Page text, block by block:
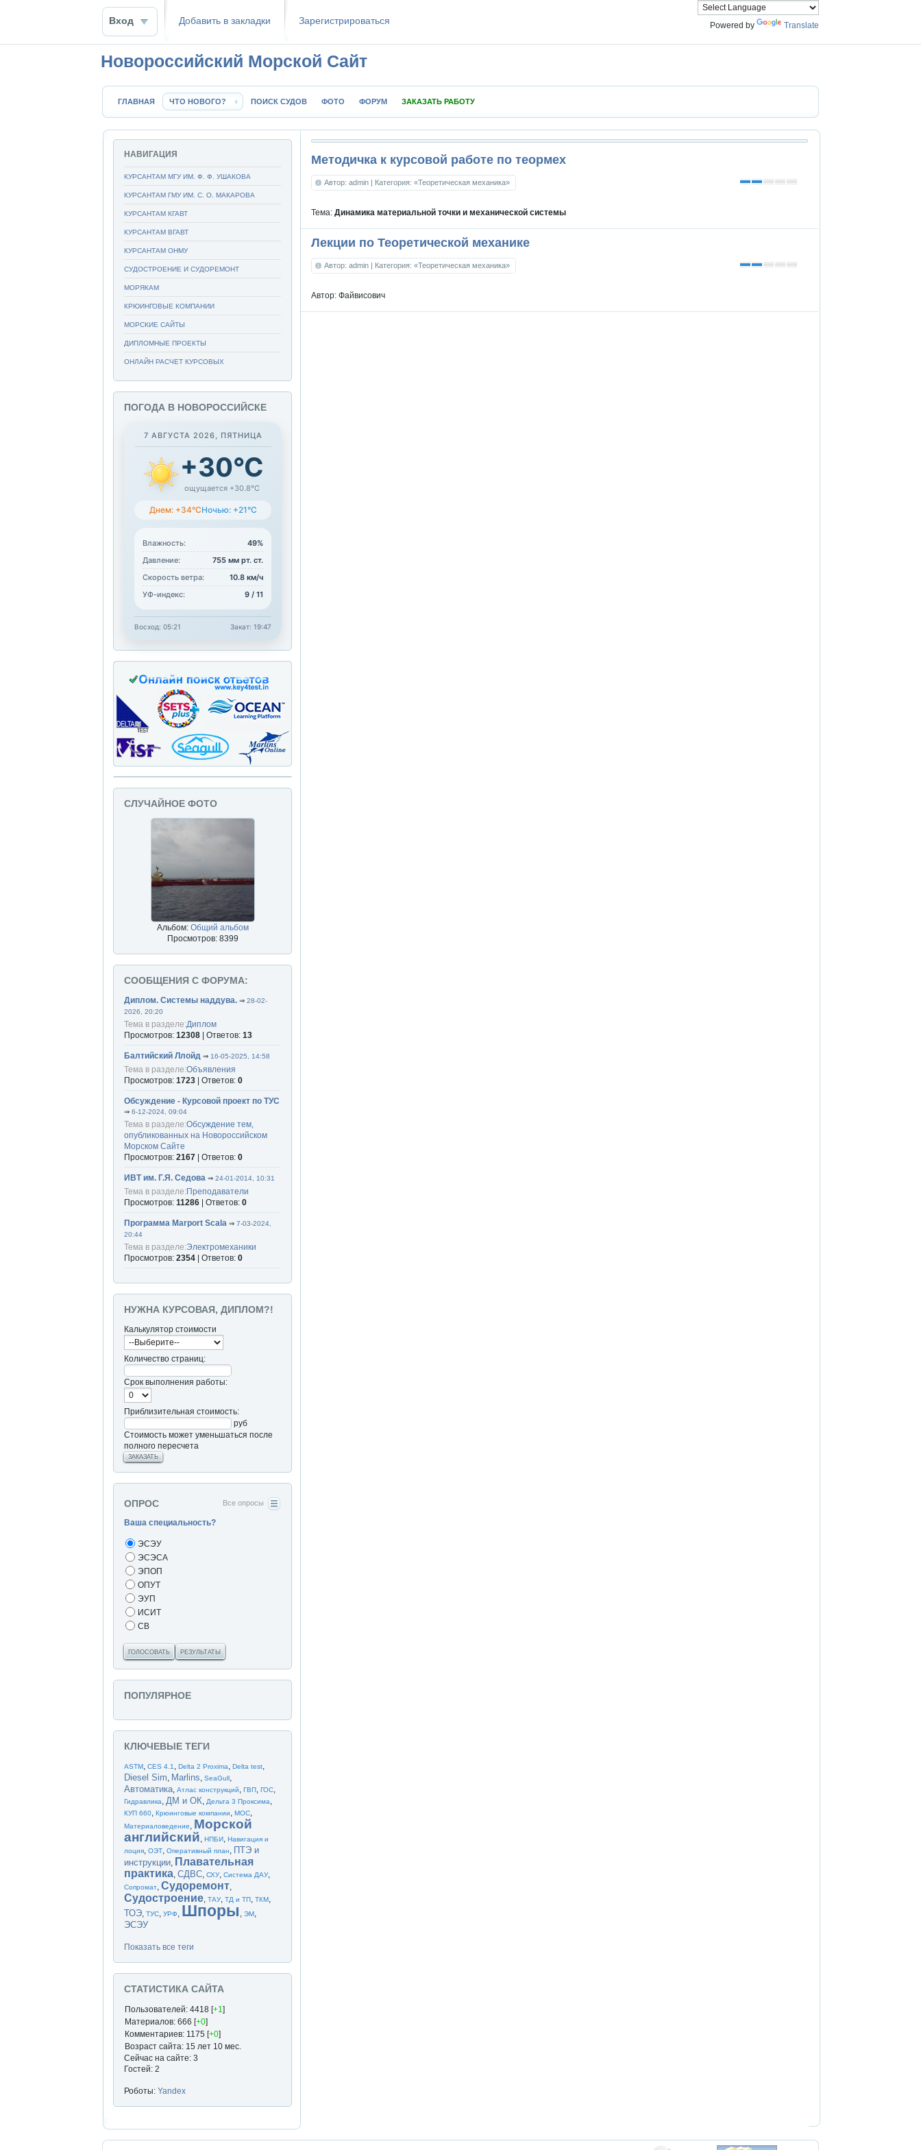
Вход Добавить в закладки Зaрeгиcтpиpoваться Powered by Translate
Новороссийский Морской Сайт
ГЛАВНАЯ ЧТО НОВОГО? ПОИСК СУДОВ ФОТО ФОРУМ ЗАКАЗАТЬ РАБОТУ
Методичка к курсовой работе по теормех
Автор: admin | Категория: «Теоретическая механика»
Тема: Динамика материальной точки и механической системы
Лекции по Теоретической механике
Автор: admin | Категория: «Теоретическая механика»
Автор: Файвисович
НАВИГАЦИЯ
КУРСАНТАМ МГУ ИМ. Ф. Ф. УШАКОВА
КУРСАНТАМ ГМУ ИМ. С. О. МАКАРОВА
КУРСАНТАМ КГАВТ
КУРСАНТАМ ВГАВТ
КУРСАНТАМ ОНМУ
СУДОСТРОЕНИЕ И СУДОРЕМОНТ
МОРЯКАМ
КРЮИНГОВЫЕ КОМПАНИИ
МОРСКИЕ САЙТЫ
ДИПЛОМНЫЕ ПРОЕКТЫ
ОНЛАЙН РАСЧЕТ КУРСОВЫХ
ПОГОДА В НОВОРОССИЙСКЕ
7 АВГУСТА 2026, ПЯТНИЦА
+30°C
ощущается +30.8°C
Днем: +34°CНочью: +21°C
Влажность:
49%
Давление:
755 мм рт. ст.
Скорость ветра:
10.8 км/ч
УФ-индекс:
9 / 11
Восход: 05:21 Закат: 19:47
СЛУЧАЙНОЕ ФОТО
Альбом: Общий альбом
Просмотров: 8399
СООБЩЕНИЯ С ФОРУМА:
Диплом. Системы наддува. ⇒ 28-02-
2026, 20:20
Тема в разделе:Диплом
Просмотров: 12308 | Ответов: 13
Балтийский Ллойд ⇒ 16-05-2025, 14:58
Тема в разделе:Объявления
Просмотров: 1723 | Ответов: 0
Обсуждение - Курсовой проект по ТУС
⇒ 6-12-2024, 09:04
Тема в разделе:Обсуждение тем,
опубликованных на Новороссийском
Морском Сайте
Просмотров: 2167 | Ответов: 0
ИВТ им. Г.Я. Седова ⇒ 24-01-2014, 10:31
Тема в разделе:Преподаватели
Просмотров: 11286 | Ответов: 0
Программа Marport Scala ⇒ 7-03-2024,
20:44
Тема в разделе:Электромеханики
Просмотров: 2354 | Ответов: 0
НУЖНА КУРСОВАЯ, ДИПЛОМ?!
Калькулятор стоимости
Количество страниц:
Срок выполнения работы:
Приблизительная стоимость:
руб
Стоимость может уменьшаться после
полного пересчета
ЗАКАЗАТЬ
ОПРОС Все опросы
Ваша специальность?
ЭСЭУ
ЭСЭСА
ЭПОП
ОПУТ
ЭУП
ИСИТ
СВ
ГОЛОСОВАТЬ РЕЗУЛЬТАТЫ
ПОПУЛЯРНОЕ
КЛЮЧЕВЫЕ ТЕГИ
ASTM, CES 4.1, Delta 2 Proxima, Delta test,
Diesel Sim, Marlins, SeaGull,
Автоматика, Атлас конструкций, ГВП, ГОС,
Гидравлика, ДМ и ОК, Дельта 3 Проксима,
КУП 660, Крюинговые компании, МОС,
Материаловедение, Морской
английский, НПБИ, Навигация и
лоция, ОЭТ, Оперативный план, ПТЭ и
инструкции, Плавательная
практика, СДВС, СХУ, Система ДАУ,
Сопромат, Судоремонт,
Судостроение, ТАУ, ТД и ТП, ТКМ,
ТОЭ, ТУС, УРФ, Шпоры , ЭМ,
ЭСЭУ
Показать все теги
СТАТИСТИКА САЙТА
Пользователей: 4418 [+1]
Материалов: 666 [+0]
Комментариев: 1175 [+0]
Возраст сайта: 15 лет 10 мес.
Сейчас на сайте: 3
Гостей: 2
Роботы: Yandex